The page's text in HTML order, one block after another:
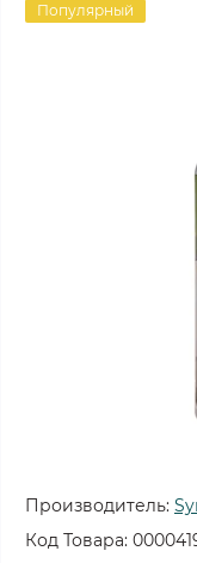
Популярный
Производитель:
Код Товара: